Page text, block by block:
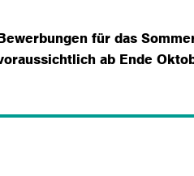
für das
ab Ende